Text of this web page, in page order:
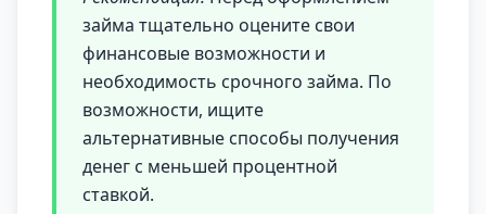
займа тщательно оцените свои
финансовые возможности и
необходимость срочного займа. По
возможности, ищите
альтернативные способы получения
денег с меньшей процентной
ставкой.